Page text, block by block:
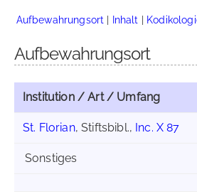
Aufbewahrungsort | Inhalt |
Aufbewahrungsort
Institution / Art / Umfang
St. Florian, Stiftsbibl., Inc. X 87
Sonstiges